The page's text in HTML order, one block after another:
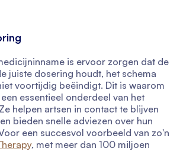
is ervoor zorgen dat de
juiste dosering houdt, het schema
voortijdig beëindigt. Dit is waarom
essentieel onderdeel van het
helpen artsen in contact te blijven
bieden snelle adviezen over hun
een succesvol voorbeeld van zo'n
, met meer dan 100 miljoen